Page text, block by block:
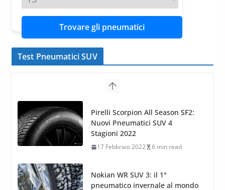
Trovare gli pneumatici
Test Pneumatici SUV
Nokian WR SUV 3: il 1°
pneumatico invernale al mondo
di classe A
13 Maggio 2015 2 min read
Nokian WR SUV 3: nuovi
Pneumatici Invernali HP per